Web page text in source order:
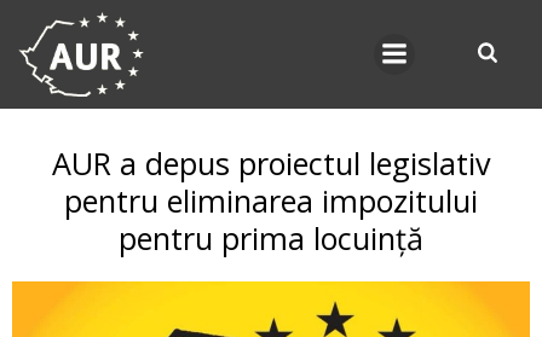
AUR a depus proiectul legislativ
pentru eliminarea impozitului
pentru prima locuință